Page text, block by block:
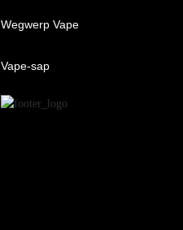
Wegwerp Vape
Vape-sap